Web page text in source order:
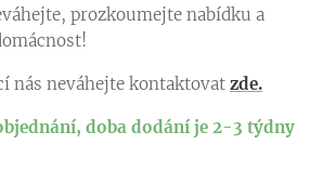
prozkoumejte nabídku a
nás neváhejte kontaktovat zde.
doba dodání je 2-3 týdny